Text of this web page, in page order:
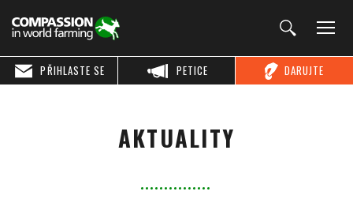
DARUJTE
PETICE
PŘIHLASTE SE
AKTUALITY